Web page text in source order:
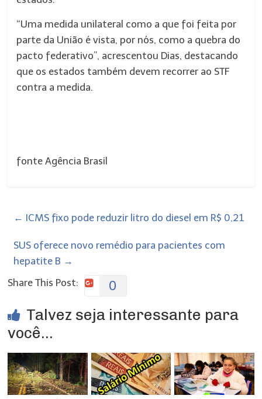
“Uma medida unilateral como a que foi feita por
parte da União é vista, por nós, como a quebra do
pacto federativo”, acrescentou Dias, destacando
que os estados também devem recorrer ao STF
contra a medida.
fonte Agência Brasil
← ICMS fixo pode reduzir litro do diesel em R$ 0,21
SUS oferece novo remédio para pacientes com
hepatite B →
Share This Post:
0
Talvez seja interessante para
você...